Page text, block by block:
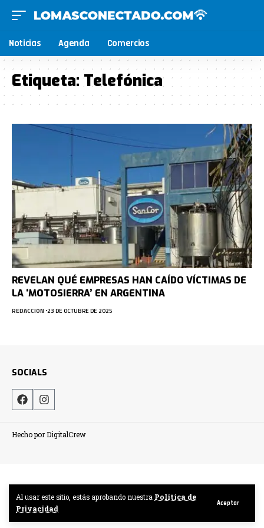
Al usar este sitio, estás aprobando nuestra Politica de
Privacidad
Aceptar
Noticias Agenda Comercios
Etiqueta:Telefónica
REVELAN QUÉ EMPRESAS HAN CAÍDO VÍCTIMAS DE
LA ‘MOTOSIERRA’ EN ARGENTINA
REDACCION 23 DE OCTUBRE DE 2025
SOCIALS
Hecho por DigitalCrew